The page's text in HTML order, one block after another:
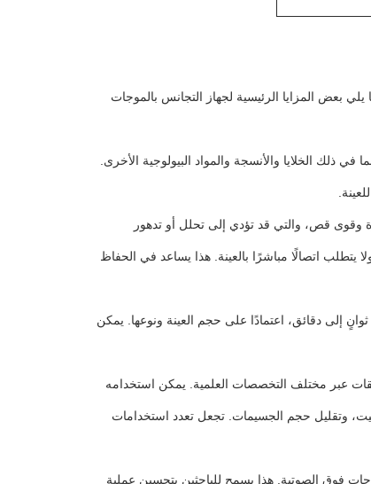
بعض المزايا الرئيسية لجهاز التجانس بالموجات
ذلك الخلايا والأنسجة والمواد البيولوجية الأخرى.
وقوى قص، والتي قد تؤدي إلى تحلل أو تدهور
اتصالًا مباشرًا بالعينة. هذا يساعد في الحفاظ
إلى دقائق، اعتمادًا على حجم العينة ونوعها. يمكن
عبر مختلف التخصصات العلمية. يمكن استخدامه
وتقليل حجم الجسيمات. تجعل تعدد استخدامات
فوق الصوتية. هذا يسمح للباحثين بتحسين عملية